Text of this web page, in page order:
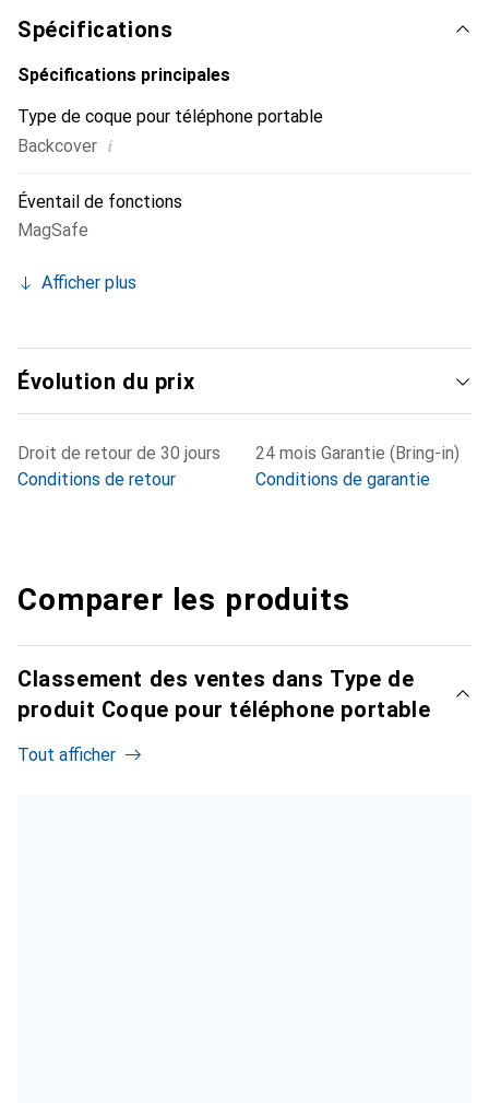
clientèle exigeante.
Spécifications
Spécifications principales
Type de coque pour téléphone portable
Backcover i
Éventail de fonctions
MagSafe
Afficher plus
Évolution du prix
Droit de retour de 30 jours
Conditions de retour
24 mois Garantie (Bring-in)
Conditions de garantie
Comparer les produits
Classement des ventes dans Type de
produit Coque pour téléphone portable
Tout afficher